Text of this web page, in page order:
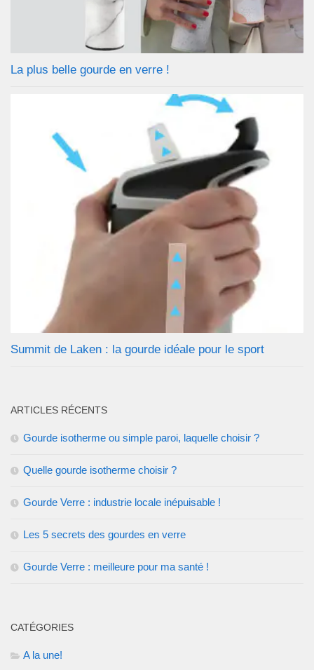
La plus belle gourde en verre !
Summit de Laken : la gourde idéale pour le sport
ARTICLES RÉCENTS
Gourde isotherme ou simple paroi, laquelle choisir ?
Quelle gourde isotherme choisir ?
Gourde Verre : industrie locale inépuisable !
Les 5 secrets des gourdes en verre
Gourde Verre : meilleure pour ma santé !
CATÉGORIES
A la une!